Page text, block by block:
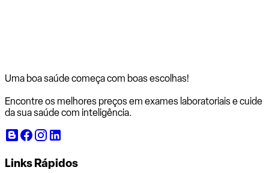
Uma boa saúde começa com boas escolhas!
Encontre os melhores preços em exames laboratoriais e cuide
da sua saúde com inteligência.
Links Rápidos